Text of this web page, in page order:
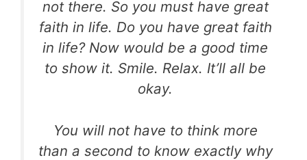
not there. So you must have great
faith in life. Do you have great faith
in life? Now would be a good time
to show it. Smile. Relax. It’ll all be
okay.
You will not have to think more
than a second to know exactly why